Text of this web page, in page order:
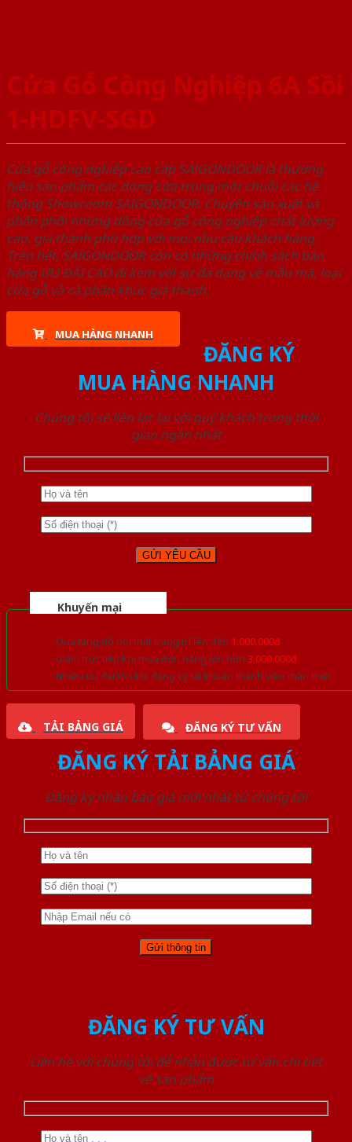
Cửa Gỗ Công Nghiệp 6A Sồi
1-HDFV-SGD
Cửa gỗ công nghiệp cao cấp SAIGONDOOR là thương
hiệu sản phẩm các dòng cửa trong một chuỗi các hệ
thống Showroom SAIGONDOOR. Chuyên sản xuất và
phân phối những dòng cửa gỗ công nghiệp chất lượng
cao, giá thành phù hợp với mọi nhu cầu khách hàng.
Trên hết, SAIGONDOOR còn có những chính sách bán
hàng ƯU ĐÃI CAO đi kèm với sự đa dạng về mẫu mã, loại
cửa gỗ và cả phân khúc giá thành.
MUA HÀNG NHANH
ĐĂNG KÝ
MUA HÀNG NHANH
Chúng tôi sẽ liên lạc lại với quý khách trong thời
gian ngắn nhất
Khuyến mại
Quà tặng đồ nội thất trang trí lên đến 1.000.000đ
Giảm trực tiếp khi mua đơn hàng lớn hơn 3.000.000đ
Nhiều ưu đãi lớn khi đăng ký tài khoản thành viên thân thiết
TẢI BẢNG GIÁ ĐĂNG KÝ TƯ VẤN
ĐĂNG KÝ TẢI BẢNG GIÁ
Đăng ký nhận báo giá mới nhất từ chúng tôi
ĐĂNG KÝ TƯ VẤN
Liên hệ với chúng tôi để nhận được tư vấn chi tiết
về sản phẩm